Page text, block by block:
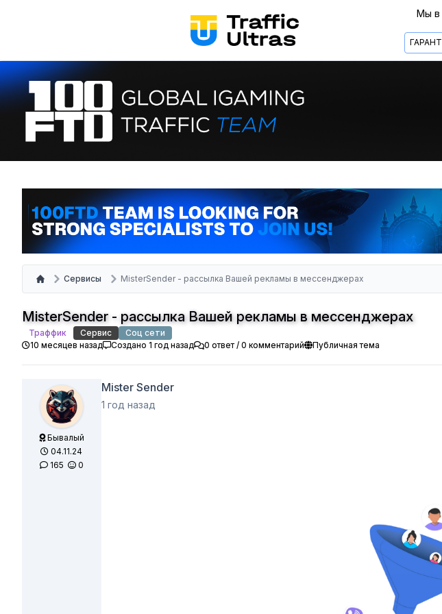
Мы в
ГАРАНТ
Сервисы MisterSender - рассылка Вашей рекламы в мессенджерах
MisterSender - рассылка Вашей рекламы в мессенджерах
Траффик Сервис
Соц сети
10 месяцев назад
Создано 1 год назад 0 ответ / 0 комментарий Публичная тема
Бывалый
04.11.24
165
0
Mister Sender
1 год назад